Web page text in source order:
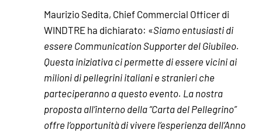
Maurizio Sedita, Chief Commercial Officer di
WINDTRE ha dichiarato: «Siamo entusiasti di
essere Communication Supporter del Giubileo.
Questa iniziativa ci permette di essere vicini ai
milioni di pellegrini italiani e stranieri che
parteciperanno a questo evento. La nostra
proposta all’interno della “Carta del Pellegrino”
offre l’opportunità di vivere l’esperienza dell’Anno